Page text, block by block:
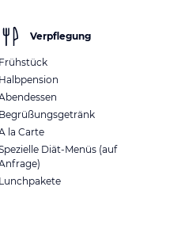
Verpflegung
Frühstück
Halbpension
Begrüßungsgetränk
la Carte
Diät-Menüs (auf
Lunchpakete